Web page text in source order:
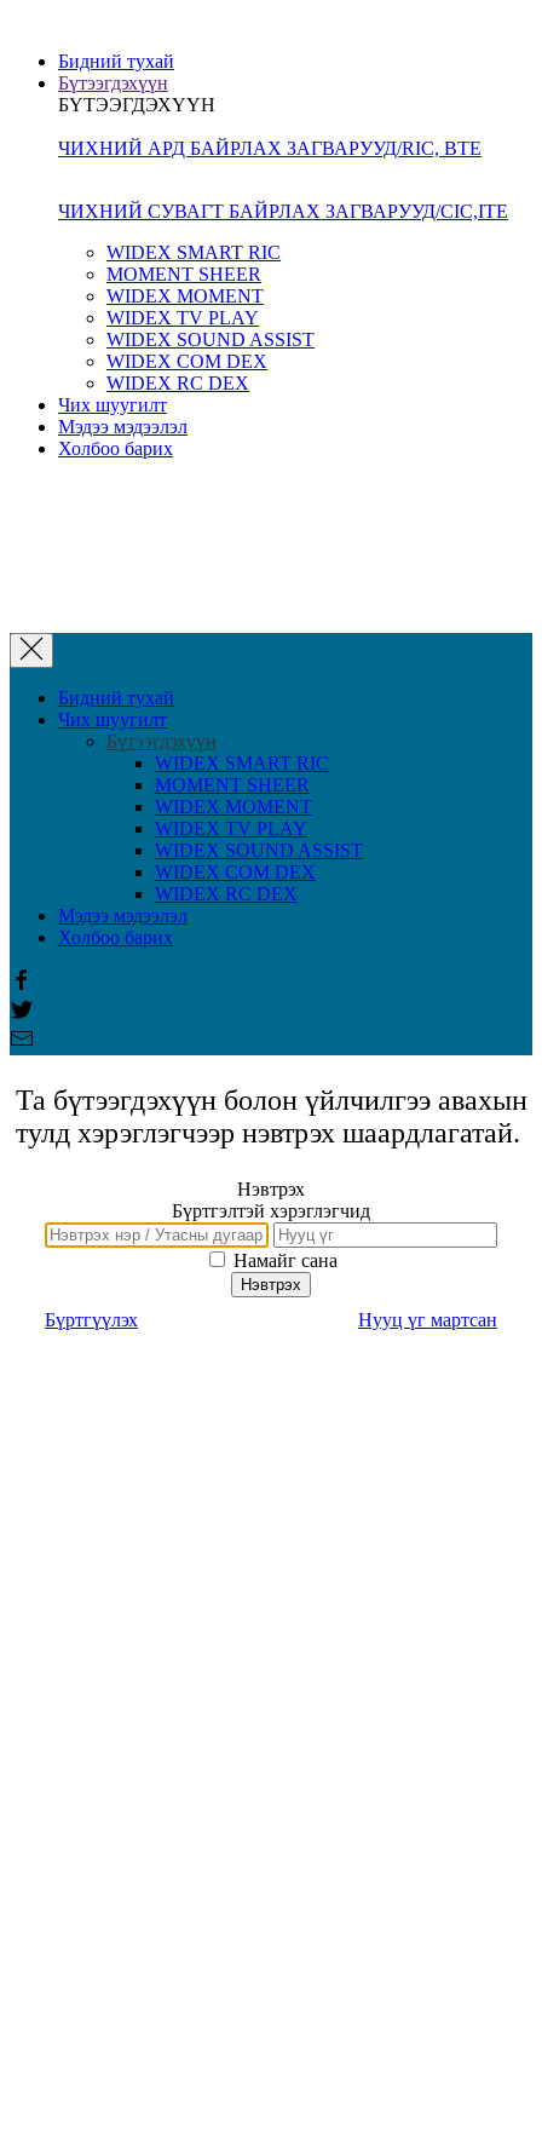
Бидний тухай
Бүтээгдэхүүн
БҮТЭЭГДЭХҮҮН
ЧИХНИЙ АРД БАЙРЛАХ ЗАГВАРУУД/RIC, BTE
ЧИХНИЙ СУВАГТ БАЙРЛАХ ЗАГВАРУУД/CIC,ITE
WIDEX SMART RIC
MOMENT SHEER
WIDEX MOMENT
WIDEX TV PLAY
WIDEX SOUND ASSIST
WIDEX COM DEX
WIDEX RC DEX
Чих шуугилт
Мэдээ мэдээлэл
Холбоо барих
Бидний тухай
Чих шуугилт
Бүтээгдэхүүн
WIDEX SMART RIC
MOMENT SHEER
WIDEX MOMENT
WIDEX TV PLAY
WIDEX SOUND ASSIST
WIDEX COM DEX
WIDEX RC DEX
Мэдээ мэдээлэл
Холбоо барих
Та бүтээгдэхүүн болон үйлчилгээ авахын
тулд хэрэглэгчээр нэвтрэх шаардлагатай.
Нэвтрэх
Бүртгэлтэй хэрэглэгчид
Намайг сана
Нэвтрэх
Бүртгүүлэх Нууц үг мартсан